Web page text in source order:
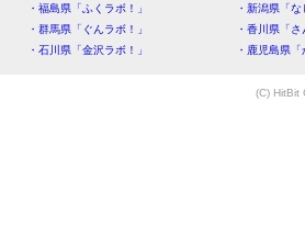
・福島県「ふくラボ！」
・新潟県「
・群馬県「ぐんラボ！」
・香川県「
・石川県「金沢ラボ！」
・鹿児島県
(C) HitBit